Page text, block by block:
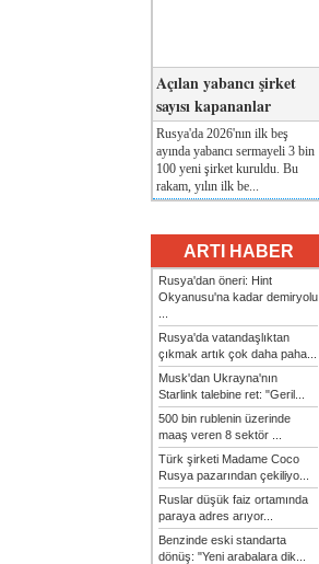
Açılan yabancı şirket
sayısı kapananlar
Rusya'da 2026'nın ilk beş
ayında yabancı sermayeli 3 bin
100 yeni şirket kuruldu. Bu
rakam, yılın ilk be...
ARTI HABER
Rusya'dan öneri: Hint
Okyanusu'na kadar demiryolu
Rusya'da vatandaşlıktan
çıkmak artık çok daha paha...
Musk'dan Ukrayna'nın
Starlink talebine ret: "Geril...
500 bin rublenin üzerinde
maaş veren 8 sektör ...
Türk şirketi Madame Coco
Rusya pazarından çekiliyo...
Ruslar düşük faiz ortamında
paraya adres arıyor...
Benzinde eski standarta
dönüş: "Yeni arabalara dik...